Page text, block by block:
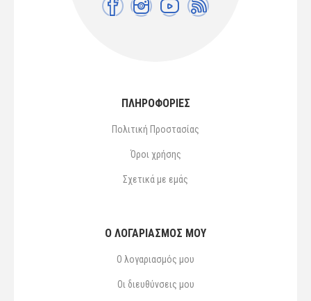
ΠΛΗΡΟΦΟΡΙΕΣ
Πολιτική Προστασίας
Όροι χρήσης
Σχετικά με εμάς
Ο ΛΟΓΑΡΙΑΣΜΌΣ ΜΟΥ
Ο λογαριασμός μου
Οι διευθύνσεις μου